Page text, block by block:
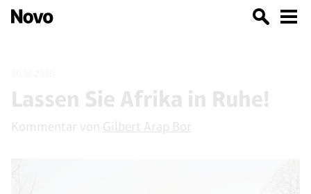
Lassen Sie Afrika in Ruhe!
Kommentar von Gilbert Arap Bor